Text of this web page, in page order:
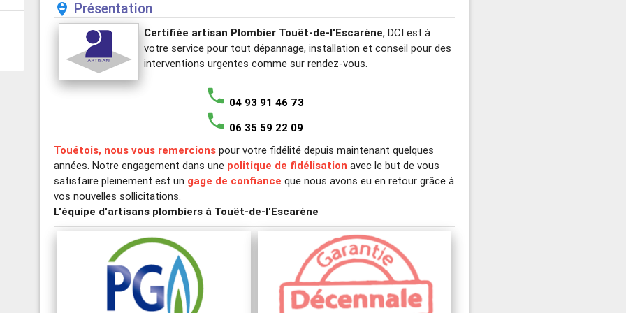
person_pin_circle Présentation
Certifiée artisan Plombier Touët-de-l'Escarène, DCI est à
votre service pour tout dépannage, installation et conseil pour des
interventions urgentes comme sur rendez-vous.
phone 04 93 91 46 73
phone 06 35 59 22 09
Touétois, nous vous remercions pour votre fidélité depuis maintenant quelques
années. Notre engagement dans une politique de fidélisation avec le but de vous
satisfaire pleinement est un gage de confiance que nous avons eu en retour grâce à
vos nouvelles sollicitations.
L'équipe d'artisans plombiers à Touët-de-l'Escarène